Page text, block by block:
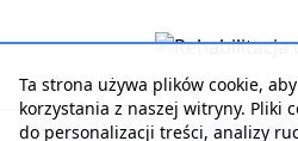
Strona główna | Kontakt z
Ta strona używa plików cookie,
korzystania z naszej witryny. Pliki
do personalizacji treści, analizy